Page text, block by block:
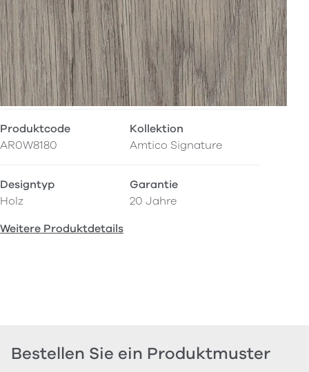
Produktcode
AR0W8180
Kollektion
Amtico Signature
Designtyp
Holz
Garantie
20 Jahre
Weitere Produktdetails
Bestellen Sie ein Produktmuster